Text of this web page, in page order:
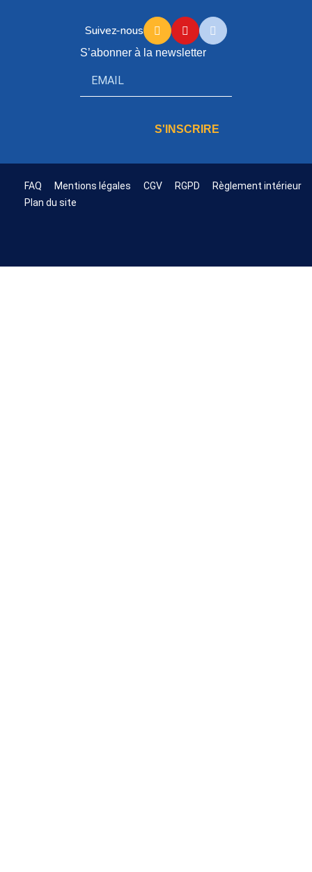
Suivez-nous
S’abonner à la newsletter
S'INSCRIRE
FAQ Mentions légales CGV RGPD
Règlement intérieur
Plan du site